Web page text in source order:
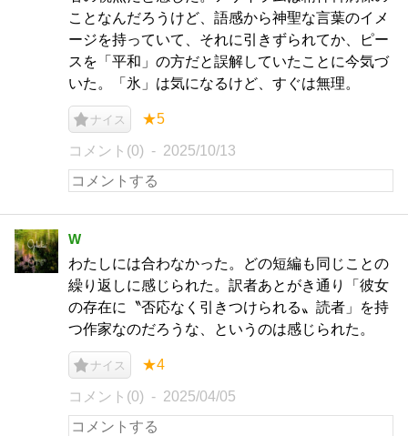
ことなんだろうけど、語感から神聖な言葉のイメ
ージを持っていて、それに引きずられてか、ピー
スを「平和」の方だと誤解していたことに今気づ
いた。「氷」は気になるけど、すぐは無理。
ナイス ★5
コメント(0) 2025/10/13
W
わたしには合わなかった。どの短編も同じことの
繰り返しに感じられた。訳者あとがき通り「彼女
の存在に〝否応なく引きつけられる〟読者」を持
つ作家なのだろうな、というのは感じられた。
ナイス ★4
コメント(0) 2025/04/05